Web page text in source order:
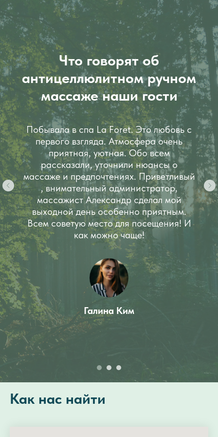
Что говорят об
антицеллюлитном ручном
массаженаши гости
Побывала в спа La Foret. Это любовь с
первого взгляда. Атмосфера очень
приятная, уютная. Обо всем
рассказали, уточнили нюансы о
массаже и предпочтениях. Приветливый
, внимательный администратор,
массажист Александр сделал мой
выходной день особенно приятным.
Всем советую место для посещения! И
как можно чаще!
Галина Ким
Как нас найти